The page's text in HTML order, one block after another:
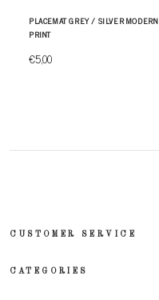
PLACEMAT GREY / SILVER MODERN
PRINT
€5,00
CUSTOMER SERVICE
CATEGORIES